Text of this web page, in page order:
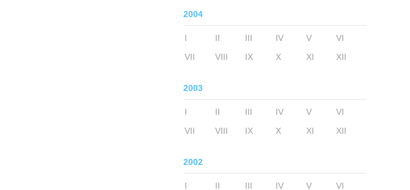
2004
I II III IV V
VI
VII
VIII IX X XI XII
2003
I II III IV V
VI
VII
VIII IX X XI XII
2002
I II III IV V VI